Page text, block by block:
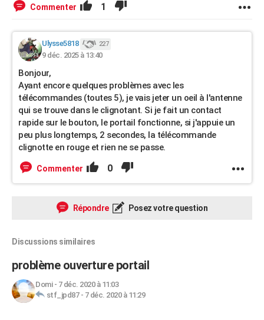
Commenter 1
Ulysse5818 227
9 déc. 2025 à 13:40
Bonjour,
Ayant encore quelques problèmes avec les
télécommandes (toutes 5), je vais jeter un oeil à l'antenne
qui se trouve dans le clignotant. Si je fait un contact
rapide sur le bouton, le portail fonctionne, si j'appuie un
peu plus longtemps, 2 secondes, la télécommande
clignotte en rouge et rien ne se passe.
Commenter 0
Répondre Posez votre question
Discussions similaires
problème ouverture portail
Domi- 7 déc. 2020 à 11:03
stf_jpd87- 7 déc. 2020 à 11:29